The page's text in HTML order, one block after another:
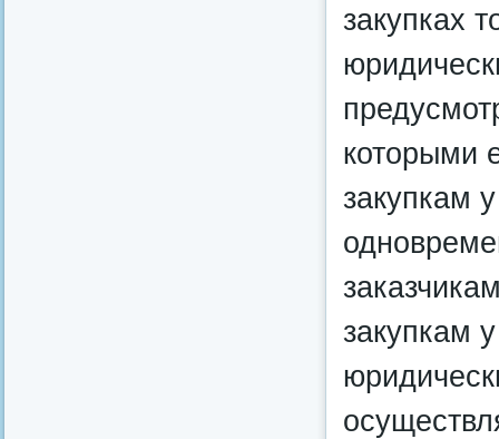
закупках
которыми
закупкам
закупкам